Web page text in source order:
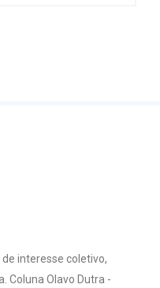
interesse coletivo,
Coluna Olavo Dutra -